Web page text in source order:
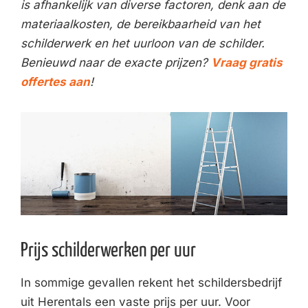
is afhankelijk van diverse factoren, denk aan de
materiaalkosten, de bereikbaarheid van het
schilderwerk en het uurloon van de schilder.
Benieuwd naar de exacte prijzen? Vraag gratis
offertes aan!
Prijs schilderwerken per uur
In sommige gevallen rekent het schildersbedrijf
uit Herentals een vaste prijs per uur. Voor